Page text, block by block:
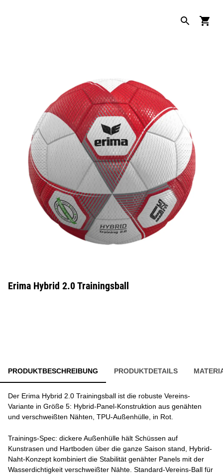
Erima Hybrid 2.0 Trainingsball
PRODUKTBESCHREIBUNG PRODUKTDETAILS
Der Erima Hybrid 2.0 Trainingsball ist die robuste Vereins-
Variante in Größe 5: Hybrid-Panel-Konstruktion aus genähten
und verschweißten Nähten, TPU-Außenhülle, in Rot.
Trainings-Spec: dickere Außenhülle hält Schüssen auf
Kunstrasen und Hartboden über die ganze Saison stand, Hybrid-
Naht-Konzept kombiniert die Stabilität genähter Panels mit der
Wasserdichtigkeit verschweißter Nähte. Standard-Vereins-Ball für